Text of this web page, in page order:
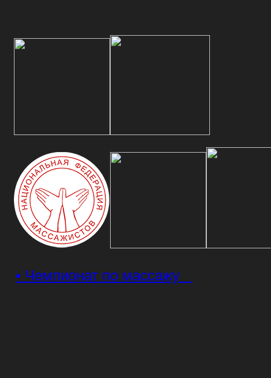
• Чемпионат по массажу